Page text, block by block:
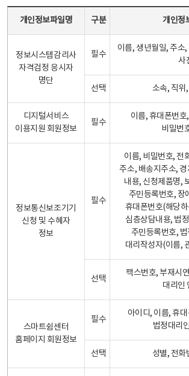
개인정보파일명 구분 개인정
정보시스템감리사
자격검정 응시자
명단
필수
이름, 생년월일, 주소
사
선택 소속, 직위
디지털서비스
이용지원 회원정보
필수
이름, 휴대폰번
비밀번
정보통신보조기기
신청 및 수혜자
정보
필수
이름, 비밀번호, 전
주소, 배송지주소,
내용, 신청제품명,
주민등록번호, 장
휴대폰번호(해당
심층상담내용, 법
주민등록번호,
대리작성자(이름,
선택
팩스번호, 부재시
대리인
스마트쉼센터
홈페이지 회원정보
필수
아이디, 이름, 휴
법정대리
선택 성별, 전화